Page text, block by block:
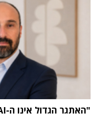
"האתגר הגדול אינו ה-AI אלא הטמעתה בארגון"